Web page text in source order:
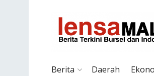
Berita Daerah